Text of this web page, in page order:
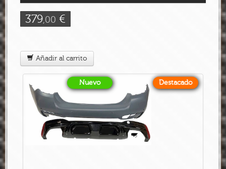
379,00 €
Añadir al carrito
Destacado
Nuevo